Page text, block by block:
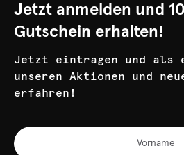
Jetzt anmelden und
Gutschein erhalten!
Jetzt eintragen und als
unseren Aktionen und
erfahren!